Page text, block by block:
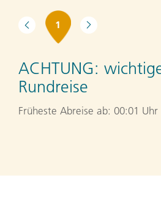
1
ACHTUNG:
Rundreise
Früheste Abreise ab: 00:01 Uhr